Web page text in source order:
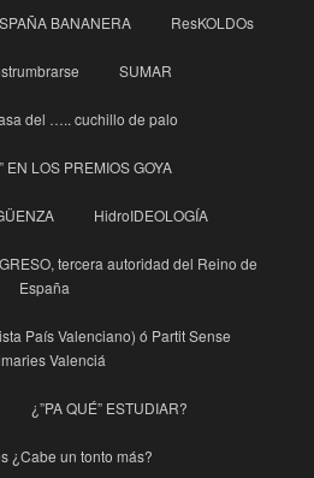
BANANERA ResKOLDOs
SUMAR
del ….. cuchillo de palo
EN LOS PREMIOS GOYA
HidroIDEOLOGÍA
tercera autoridad del Reino de
España
País Valenciano) ó Partit Sense
Valenciá
¿”PA QUÉ” ESTUDIAR?
¿Cabe un tonto más?